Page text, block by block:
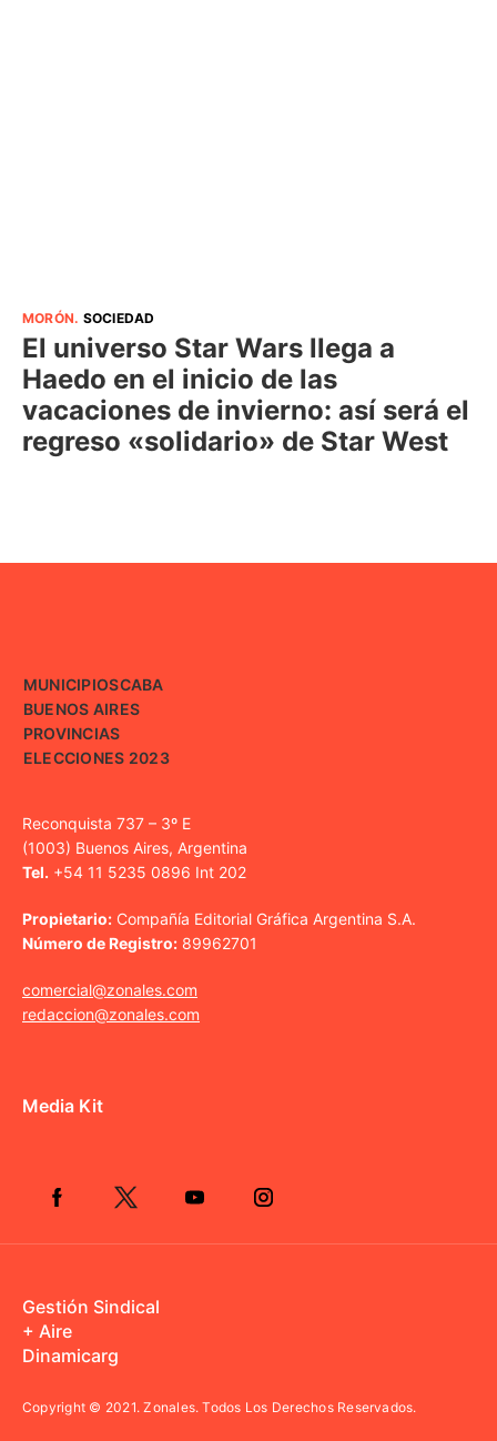
MORÓN. SOCIEDAD
El universo Star Wars llega a
Haedo en el inicio de las
vacaciones de invierno: así será el
regreso «solidario» de Star West
MUNICIPIOSCABA
BUENOS AIRES
PROVINCIAS
ELECCIONES 2023
Reconquista 737 – 3º E
(1003) Buenos Aires, Argentina
Tel. +54 11 5235 0896 Int 202
Propietario: Compañía Editorial Gráfica Argentina S.A.
Número de Registro: 89962701
comercial@zonales.com
redaccion@zonales.com
Media Kit
Gestión Sindical
+ Aire
Dinamicarg
Copyright © 2021.Zonales. Todos Los Derechos Reservados.